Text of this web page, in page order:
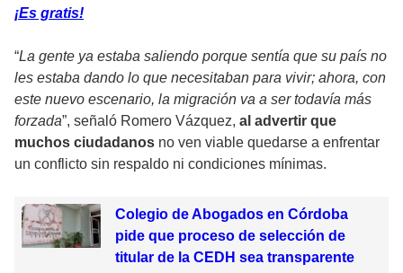
¡Es gratis!
“La gente ya estaba saliendo porque sentía que su país no
les estaba dando lo que necesitaban para vivir; ahora, con
este nuevo escenario, la migración va a ser todavía más
forzada”, señaló Romero Vázquez, al advertir que
muchos ciudadanos no ven viable quedarse a enfrentar
un conflicto sin respaldo ni condiciones mínimas.
Colegio de Abogados en Córdoba
pide que proceso de selección de
titular de la CEDH sea transparente